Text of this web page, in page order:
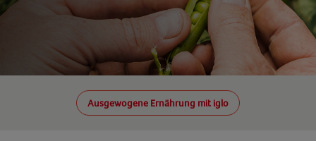
Ausgewogene Ernährung mit iglo